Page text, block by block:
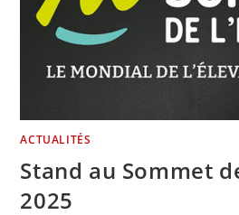
ACTUALITÉS
Stand au Sommet
2025